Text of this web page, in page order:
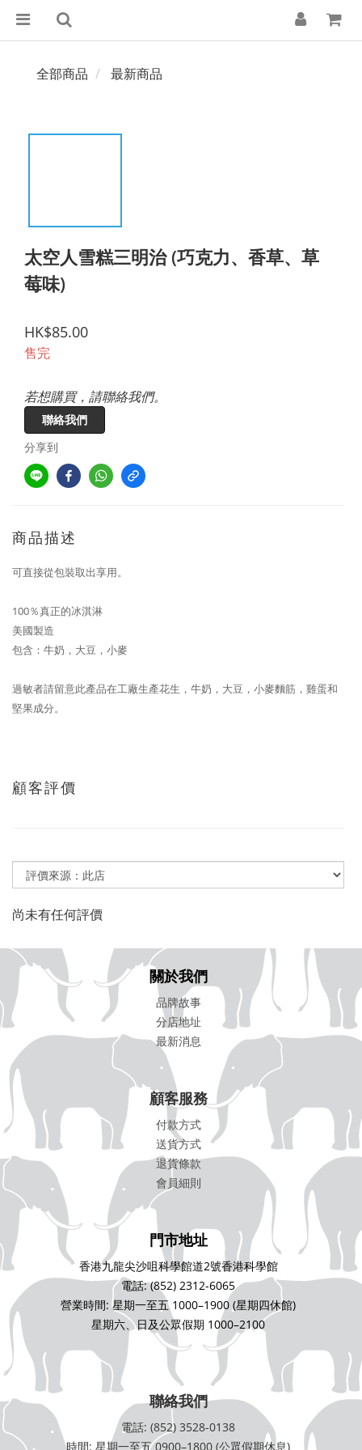
全部商品 最新商品
太空人雪糕三明治 (巧克力、香草、草
莓味)
HK$85.00
售完
若想購買，請聯絡我們。
聯絡我們
分享到
商品描述
可直接從包裝取出享用。
100％真正的冰淇淋
美國製造
包含：牛奶，大豆，小麥
過敏者請留意此產品在工廠生產花生，牛奶，大豆，小麥麵筋，雞蛋和
堅果成分。
顧客評價
尚未有任何評價
關於我們
品牌故事
分店地址
最新消息
顧客服務
付款方式
送貨方式
退貨條款
會員細則
門市地址
香港九龍尖沙咀科學館道2號香港科學館
電話: (852) 2312-6065
營業時間: 星期一至五 1000–1900 (星期四休館)
星期六、日及公眾假期 1000–2100
聯絡我們
電話: (852) 3528-0138
時間: 星期一至五 0900–1800 (公眾假期休息)